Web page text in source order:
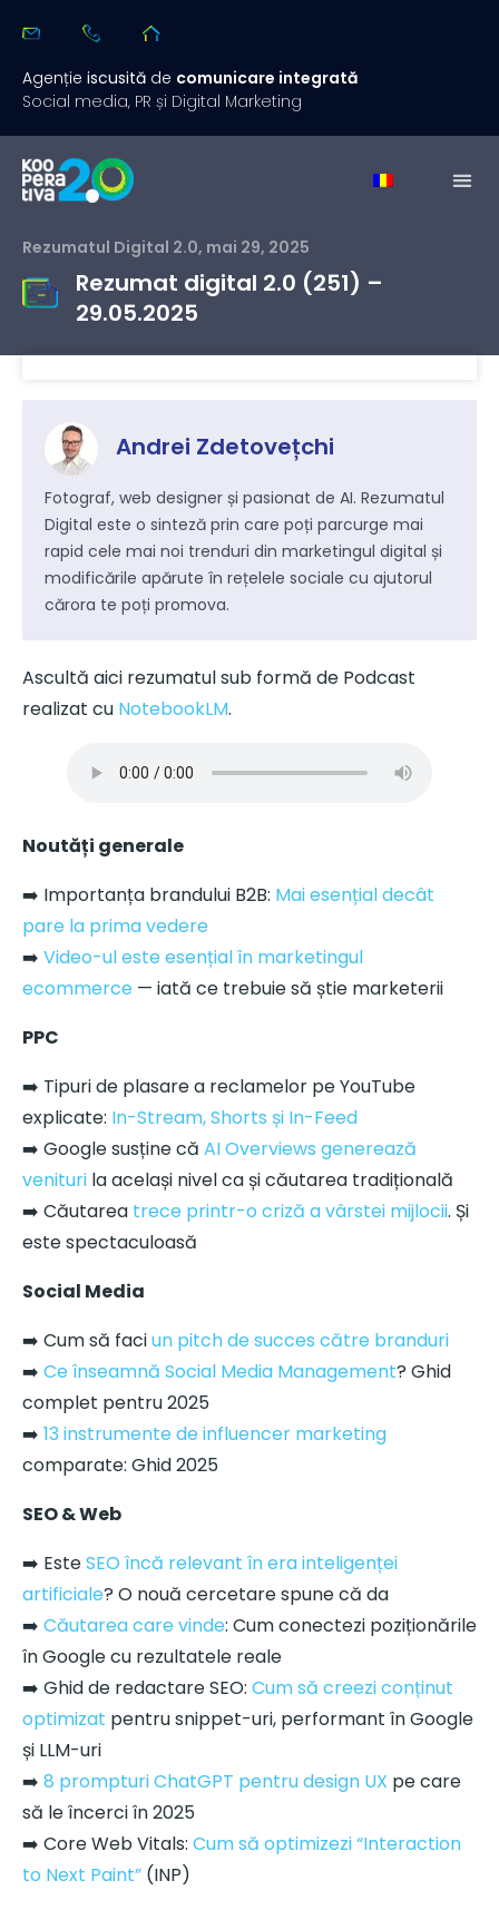
Agenție iscusită de comunicare integrată
Social media, PR și Digital Marketing
Rezumatul Digital 2.0, mai 29, 2025
Rezumat digital 2.0 (251) –
29.05.2025
Andrei Zdetovețchi
Fotograf, web designer și pasionat de AI. Rezumatul
Digital este o sinteză prin care poți parcurge mai
rapid cele mai noi trenduri din marketingul digital și
modificările apărute în rețelele sociale cu ajutorul
cărora te poți promova.
Ascultă aici rezumatul sub formă de Podcast
realizat cu NotebookLM.
Noutăți generale
➡️ Importanța brandului B2B: Mai esențial decât
pare la prima vedere
➡️ Video-ul este esențial în marketingul
ecommerce — iată ce trebuie să știe marketerii
PPC
➡️ Tipuri de plasare a reclamelor pe YouTube
explicate: In-Stream, Shorts și In-Feed
➡️ Google susține că AI Overviews generează
venituri la același nivel ca și căutarea tradițională
➡️ Căutarea trece printr-o criză a vârstei mijlocii. Și
este spectaculoasă
Social Media
➡️ Cum să faciun pitch de succes către branduri
➡️ Ce înseamnă Social Media Management? Ghid
complet pentru 2025
➡️ 13 instrumente de influencer marketing
comparate: Ghid 2025
SEO & Web
➡️ EsteSEO încă relevant în era inteligenței
artificiale? O nouă cercetare spune că da
➡️ Căutarea care vinde: Cum conectezi poziționările
în Google cu rezultatele reale
➡️ Ghid de redactare SEO: Cum să creezi conținut
optimizat pentru snippet-uri, performant în Google
și LLM-uri
➡️ 8 prompturi ChatGPT pentru design UX pe care
să le încerci în 2025
➡️ Core Web Vitals: Cum să optimizezi “Interaction
to Next Paint” (INP)